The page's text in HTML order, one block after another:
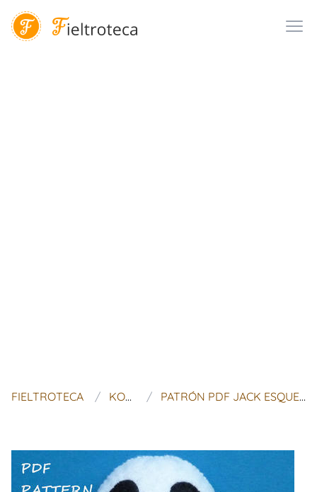
FIELTROTECA KOSUCAS PATRÓN PDF JACK ESQUELETO DE FIELTRO